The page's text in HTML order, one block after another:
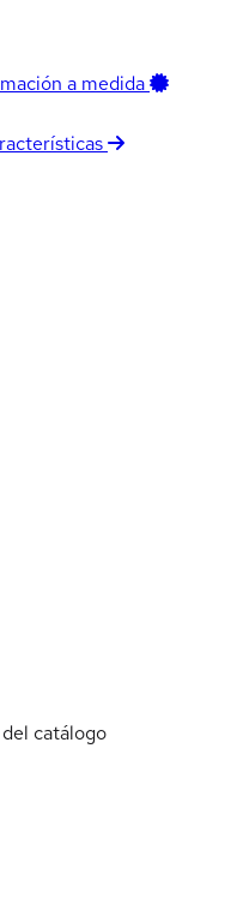
a medida
catálogo